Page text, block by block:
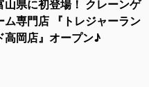
山県に初登場！ クレーンゲ
ム専門店 『トレジャーラン
高岡店』オープン♪